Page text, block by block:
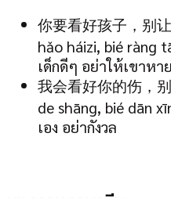
你要看好孩子，别
hǎo háizi, bié ràng
เด็กดีๆ อย่าให้เขาหา
我会看好你的伤，
de shāng, bié dān
เอง อย่ากังวล